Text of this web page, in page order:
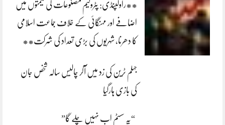
**راولپنڈی: پٹرولیم مصنوعات کی قیمتوں میں
اضافے اور مہنگائی کے خلاف جماعت اسلامی
کا دھرنا، شہریوں کی بڑی تعداد کی شرکت**
جہلم ٹرین کی زد میں آکر چالیس سالہ شخص جان
کی بازی ہارگیا
“یہ سسٹم اب نہیں چلے گا”